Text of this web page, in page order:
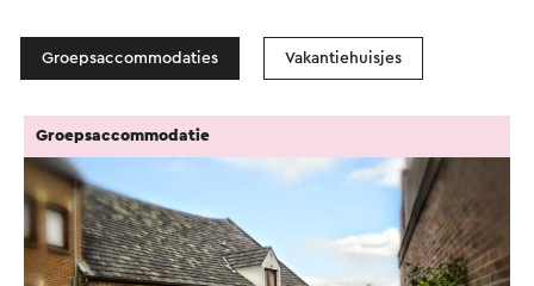
Groepsaccommodaties Vakantiehuisjes
Groepsaccommodatie